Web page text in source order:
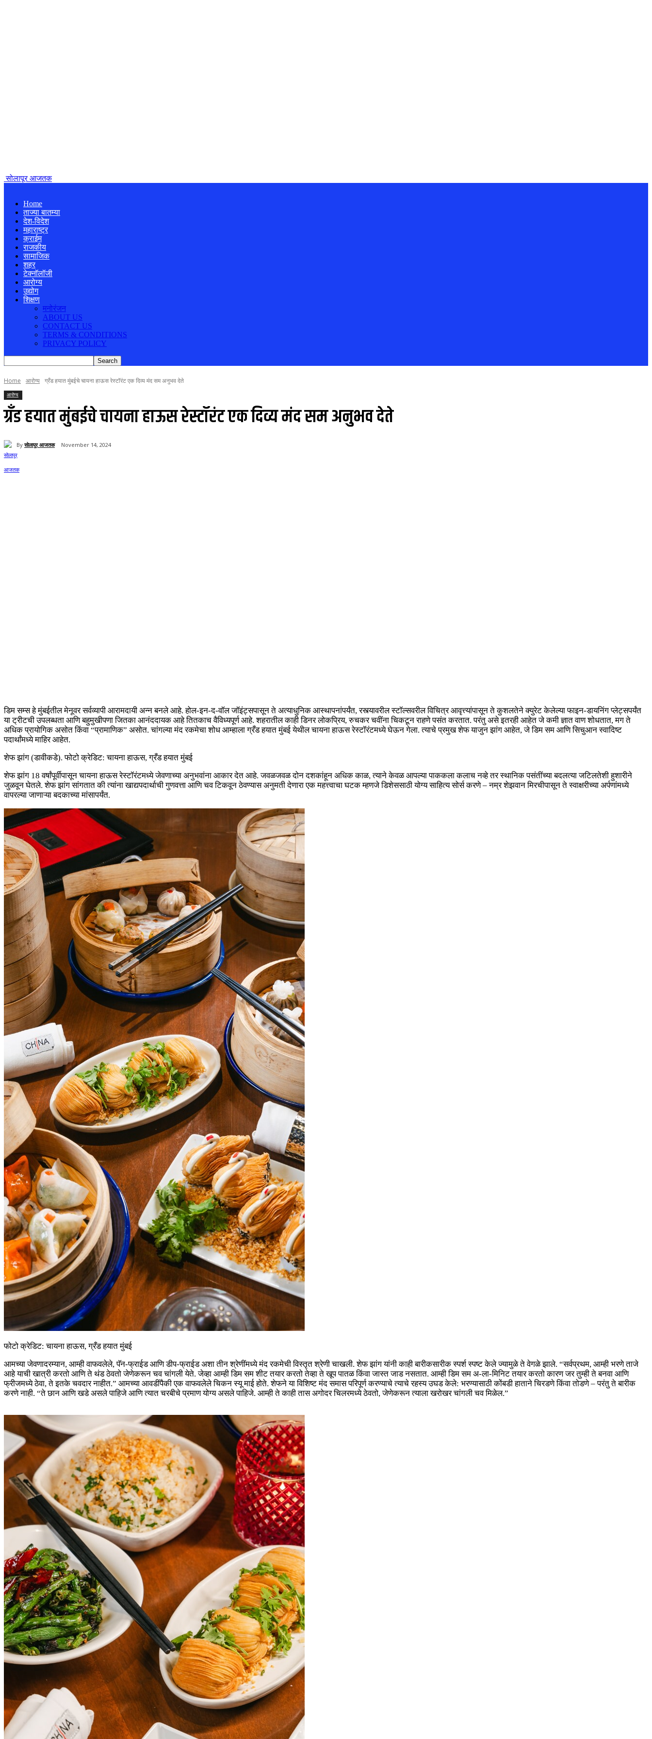
सोलापूर आजतक
Home
ताज्या बातम्या
देश-विदेश
महाराष्ट्र
क्राईम
राजकीय
सामाजिक
शहर
टेक्नॉलॉजी
आरोग्य
उद्योग
शिक्षण
मनोरंजन
ABOUT US
CONTACT US
TERMS & CONDITIONS
PRIVACY POLICY
Home आरोग्य ग्रँड हयात मुंबईचे चायना हाऊस रेस्टॉरंट एक दिव्य मंद सम अनुभव देते
आरोग्य
ग्रँड हयात मुंबईचे चायना हाऊस रेस्टॉरंट एक दिव्य मंद सम अनुभव देते
By सोलापूर आजतक November 14, 2024
डिम सम्स हे मुंबईतील मेनूवर सर्वव्यापी आरामदायी अन्न बनले आहे. होल-इन-द-वॉल जॉइंट्सपासून ते अत्याधुनिक आस्थापनांपर्यंत, रस्त्यावरील स्टॉल्सवरील विचित्र आवृत्त्यांपासून ते कुशलतेने क्युरेट केलेल्या फाइन-डायनिंग प्लेट्सपर्यंत
या ट्रीटची उपलब्धता आणि बहुमुखीपणा जितका आनंददायक आहे तितकाच वैविध्यपूर्ण आहे. शहरातील काही डिनर लोकप्रिय, रुचकर चवींना चिकटून राहणे पसंत करतात. परंतु असे इतरही आहेत जे कमी ज्ञात वाण शोधतात, मग ते
अधिक प्रायोगिक असोत किंवा “प्रामाणिक” असोत. चांगल्या मंद रकमेचा शोध आम्हाला ग्रँड हयात मुंबई येथील चायना हाऊस रेस्टॉरंटमध्ये घेऊन गेला. त्याचे प्रमुख शेफ याजुन झांग आहेत, जे डिम सम आणि सिचुआन स्वादिष्ट
पदार्थांमध्ये माहिर आहेत.
शेफ झांग (डावीकडे). फोटो क्रेडिट: चायना हाऊस, ग्रँड हयात मुंबई
शेफ झांग 18 वर्षांपूर्वीपासून चायना हाऊस रेस्टॉरंटमध्ये जेवणाच्या अनुभवांना आकार देत आहे. जवळजवळ दोन दशकांहून अधिक काळ, त्याने केवळ आपल्या पाककला कलाच नव्हे तर स्थानिक पसंतींच्या बदलत्या जटिलतेशी हुशारीने
जुळवून घेतले. शेफ झांग सांगतात की त्यांना खाद्यपदार्थाची गुणवत्ता आणि चव टिकवून ठेवण्यास अनुमती देणारा एक महत्त्वाचा घटक म्हणजे डिशेससाठी योग्य साहित्य सोर्स करणे – नम्र शेझवान मिरचीपासून ते स्वाक्षरीच्या अर्पणांमध्ये
वापरल्या जाणाऱ्या बदकाच्या मांसापर्यंत.
फोटो क्रेडिट: चायना हाऊस, ग्रँड हयात मुंबई
आमच्या जेवणादरम्यान, आम्ही वाफवलेले, पॅन-फ्राईड आणि डीप-फ्राईड अशा तीन श्रेणींमध्ये मंद रकमेची विस्तृत श्रेणी चाखली. शेफ झांग यांनी काही बारीकसारीक स्पर्श स्पष्ट केले ज्यामुळे ते वेगळे झाले. “सर्वप्रथम, आम्ही भरणे ताजे
आहे याची खात्री करतो आणि ते थंड ठेवतो जेणेकरून चव चांगली येते. जेव्हा आम्ही डिम सम शीट तयार करतो तेव्हा ते खूप पातळ किंवा जास्त जाड नसतात. आम्ही डिम सम अ-ला-मिनिट तयार करतो कारण जर तुम्ही ते बनवा आणि
फ्रीजमध्ये ठेवा, ते इतके चवदार नाहीत.” आमच्या आवडींपैकी एक वाफवलेले चिकन स्यू माई होते. शेफने या विशिष्ट मंद समास परिपूर्ण करण्याचे त्याचे रहस्य उघड केले: भरण्यासाठी कोंबडी हाताने चिरडणे किंवा तोडणे – परंतु ते बारीक
करणे नाही. “ते छान आणि खडे असले पाहिजे आणि त्यात चरबीचे प्रमाण योग्य असले पाहिजे. आम्ही ते काही तास अगोदर चिलरमध्ये ठेवतो, जेणेकरून त्याला खरोखर चांगली चव मिळेल.”